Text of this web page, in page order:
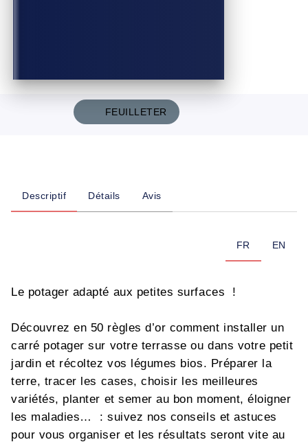
FEUILLETER
Descriptif Détails Avis
FR EN
Le potager adapté aux petites surfaces !
Découvrez en 50 règles d’or comment installer un
carré potager sur votre terrasse ou dans votre petit
jardin et récoltez vos légumes bios. Préparer la
terre, tracer les cases, choisir les meilleures
variétés, planter et semer au bon moment, éloigner
les maladies… : suivez nos conseils et astuces
pour vous organiser et les résultats seront vite au